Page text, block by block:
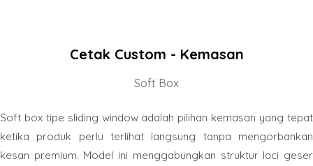
Cetak Custom - Kemasan
Soft Box
Soft box tipe sliding window adalah pilihan kemasan yang tepat
ketika produk perlu terlihat langsung tanpa mengorbankan
kesan premium. Model ini menggabungkan struktur laci geser